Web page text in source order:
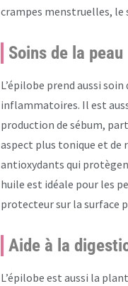
crampes menstruelles, le
Soins de la peau
L’épilobe prend aussi
inflammatoires. Il est
production de sébum,
aspect plus tonique et de
antioxydants qui
huile est idéale pour les
protecteur sur la surface
Aide à la
L’épilobe est aussi la